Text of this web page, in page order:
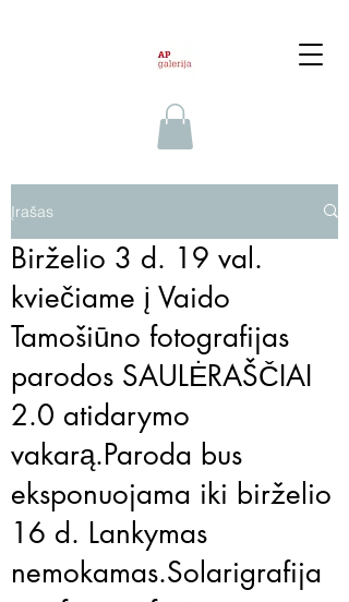
Įrašas
Birželio 3 d. 19 val.
kviečiame į Vaido
Tamošiūno fotografijas
parodos SAULĖRAŠČIAI
2.0 atidarymo
vakarą.Paroda bus
eksponuojama iki birželio
16 d. Lankymas
nemokamas.Solarigrafija